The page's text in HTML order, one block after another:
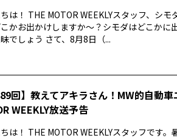
は！ THE MOTOR WEEKLYスタッフ、シ
かお出かけしますか〜？シモダはどこかに
でしょう さて、8月8日（...
回】教えてアキラさん！MW的自動
WEEKLY放送予告
は！ THE MOTOR WEEKLYスタッフです